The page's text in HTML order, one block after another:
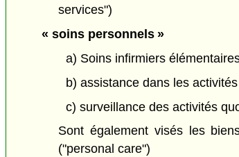
services")
« soins personnels »
a) Soins infirmiers
b) assistance dans les
c) surveillance des activités
Sont également visés les
("personal care")